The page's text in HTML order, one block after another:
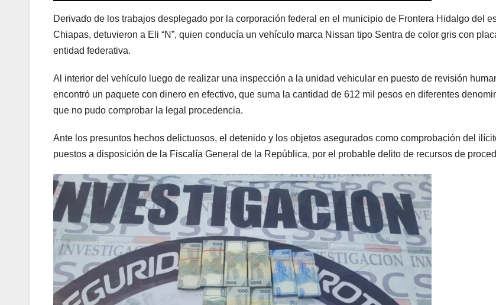
Derivado de los trabajos desplegado por la corporación federal en el municipio de Frontera Hidalgo del
Chiapas, detuvieron a Eli “N”, quien conducía un vehículo marca Nissan tipo Sentra de color gris con
entidad federativa.
Al interior del vehículo luego de realizar una inspección a la unidad vehicular en puesto de revisión
encontró un paquete con dinero en efectivo, que suma la cantidad de 612 mil pesos en diferentes
que no pudo comprobar la legal procedencia.
Ante los presuntos hechos delictuosos, el detenido y los objetos asegurados como comprobación del
puestos a disposición de la Fiscalía General de la República, por el probable delito de recursos de